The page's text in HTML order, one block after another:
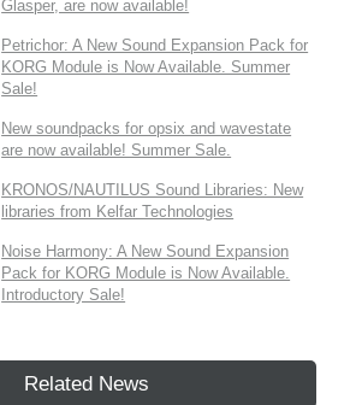
Glasper, are now available!
Petrichor: A New Sound Expansion Pack for
KORG Module is Now Available. Summer
Sale!
New soundpacks for opsix and wavestate
are now available! Summer Sale.
KRONOS/NAUTILUS Sound Libraries: New
libraries from Kelfar Technologies
Noise Harmony: A New Sound Expansion
Pack for KORG Module is Now Available.
Introductory Sale!
Related News